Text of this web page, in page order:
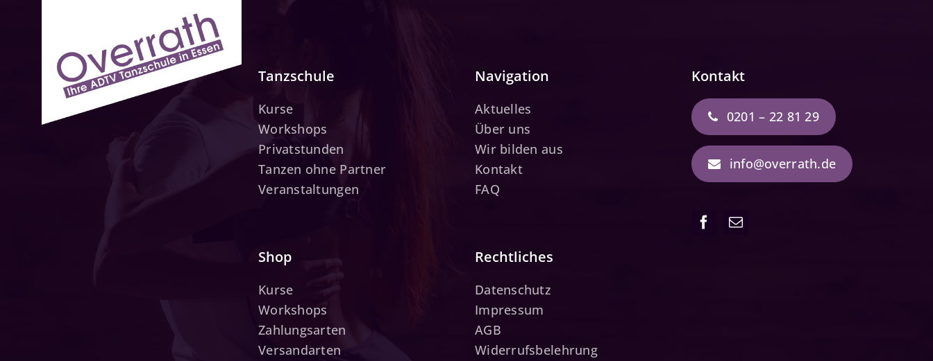
Tanzschule
Kurse
Workshops
Privatstunden
Tanzen ohne Partner
Veranstaltungen
Navigation
Aktuelles
Über uns
Wir bilden aus
Kontakt
FAQ
Kontakt
0201 – 22 81 29
info@overrath.de
Shop
Kurse
Workshops
Zahlungsarten
Versandarten
Rechtliches
Datenschutz
Impressum
AGB
Widerrufsbelehrung